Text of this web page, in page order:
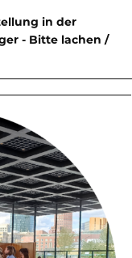
in der
- Bitte lachen /